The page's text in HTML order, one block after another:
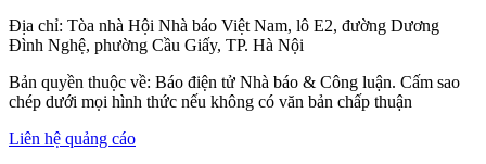
Địa chỉ: Tòa nhà Hội Nhà báo Việt Nam, lô E2, đường Dương
Đình Nghệ, phường Cầu Giấy, TP. Hà Nội
Bản quyền thuộc về: Báo điện tử Nhà báo & Công luận. Cấm sao
chép dưới mọi hình thức nếu không có văn bản chấp thuận
Liên hệ quảng cáo